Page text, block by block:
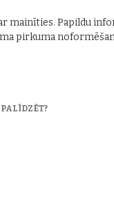
mainīties. Papildu
pirkuma